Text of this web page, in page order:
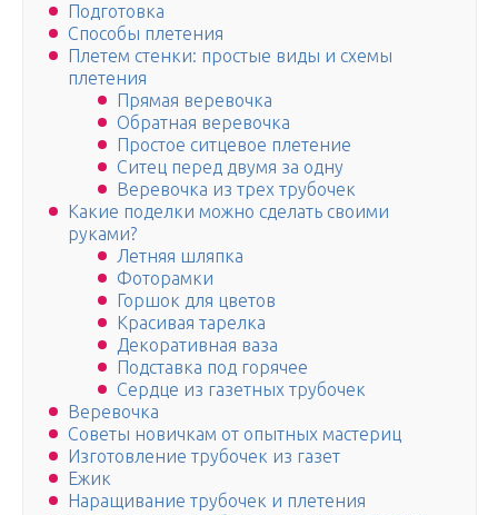
Подготовка
Способы плетения
Плетем стенки: простые виды и схемы
плетения
Прямая веревочка
Обратная веревочка
Простое ситцевое плетение
Ситец перед двумя за одну
Веревочка из трех трубочек
Какие поделки можно сделать своими
руками?
Летняя шляпка
Фоторамки
Горшок для цветов
Красивая тарелка
Декоративная ваза
Подставка под горячее
Сердце из газетных трубочек
Веревочка
Советы новичкам от опытных мастериц
Изготовление трубочек из газет
Ежик
Наращивание трубочек и плетения